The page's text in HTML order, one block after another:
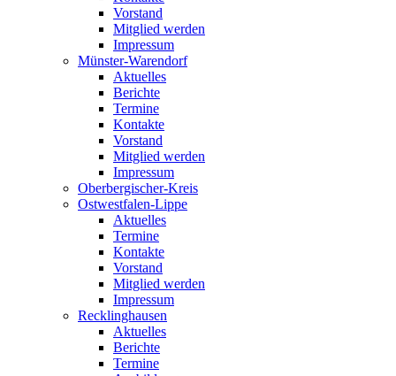
Vorstand
Mitglied werden
Impressum
Münster-Warendorf
Aktuelles
Berichte
Termine
Kontakte
Vorstand
Mitglied werden
Impressum
Oberbergischer-Kreis
Ostwestfalen-Lippe
Aktuelles
Termine
Kontakte
Vorstand
Mitglied werden
Impressum
Recklinghausen
Aktuelles
Berichte
Termine